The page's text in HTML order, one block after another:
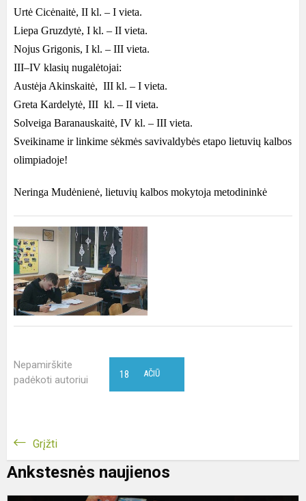
Urtė Cicėnaitė, II kl. – I vieta.
Liepa Gruzdytė, I kl. – II vieta.
Nojus Grigonis, I kl. – III vieta.
III–IV klasių nugalėtojai:
Austėja Akinskaitė, III kl. – I vieta.
Greta Kardelytė, III kl. – II vieta.
Solveiga Baranauskaitė, IV kl. – III vieta.
Sveikiname ir linkime sėkmės savivaldybės etapo lietuvių kalbos
olimpiadoje!
Neringa Mudėnienė, lietuvių kalbos mokytoja metodininkė
Nepamirškite
padėkoti autoriui
AČIŪ
18
Grįžti
Ankstesnės naujienos